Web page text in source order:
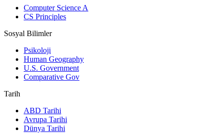
Computer Science A
CS Principles
Sosyal Bilimler
Psikoloji
Human Geography
U.S. Government
Comparative Gov
Tarih
ABD Tarihi
Avrupa Tarihi
Dünya Tarihi